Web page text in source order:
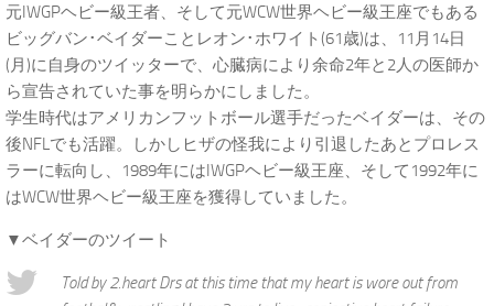
元IWGPヘビー級王者、そして元WCW世界ヘビー級王座でもある
ビッグバン･ベイダーことレオン･ホワイト(61歳)は、11月14日
(月)に自身のツイッターで、心臓病により余命2年と2人の医師か
ら宣告されていた事を明らかにしました。
学生時代はアメリカンフットボール選手だったベイダーは、その
後NFLでも活躍。しかしヒザの怪我により引退したあとプロレス
ラーに転向し、1989年にはIWGPヘビー級王座、そして1992年に
はWCW世界ヘビー級王座を獲得していました。
▼ベイダーのツイート
Told by 2.heart Drs at this time that my heart is wore out from